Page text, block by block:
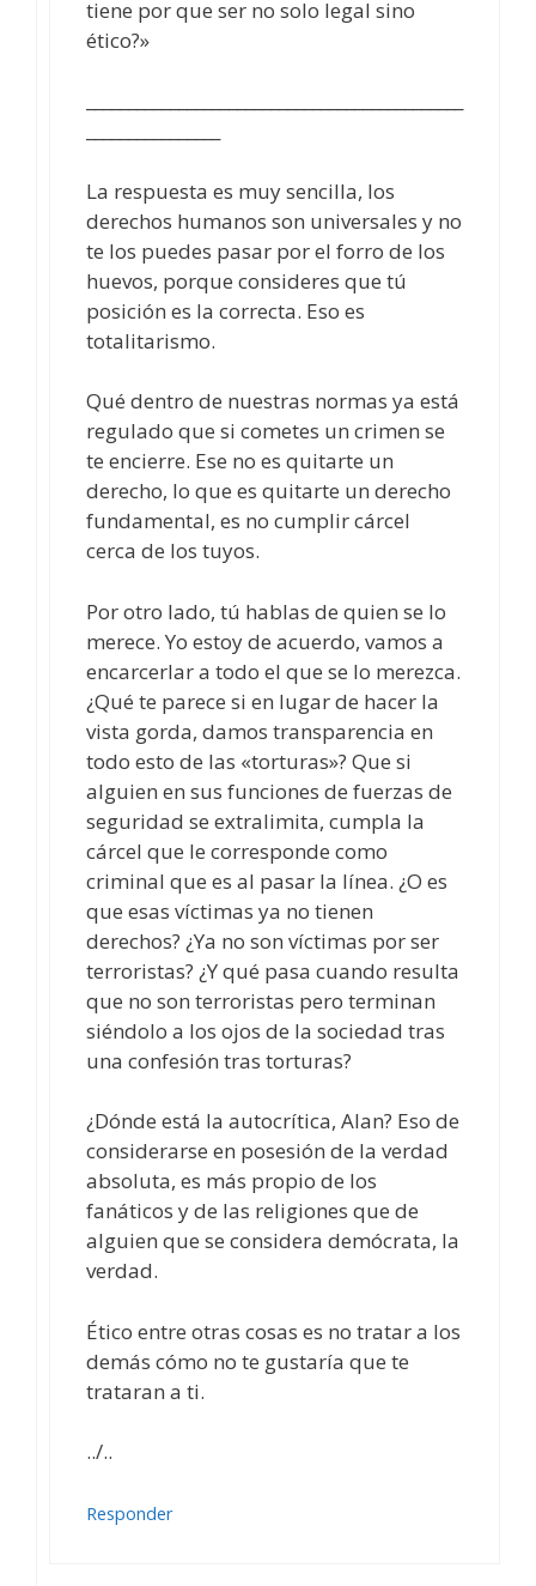
tiene por que ser no solo legal sino
ético?»
La respuesta es muy sencilla, los
derechos humanos son universales y no
te los puedes pasar por el forro de los
huevos, porque consideres que tú
posición es la correcta. Eso es
totalitarismo.
Qué dentro de nuestras normas ya está
regulado que si cometes un crimen se
te encierre. Ese no es quitarte un
derecho, lo que es quitarte un derecho
fundamental, es no cumplir cárcel
cerca de los tuyos.
Por otro lado, tú hablas de quien se lo
merece. Yo estoy de acuerdo, vamos a
encarcerlar a todo el que se lo merezca.
¿Qué te parece si en lugar de hacer la
vista gorda, damos transparencia en
todo esto de las «torturas»? Que si
alguien en sus funciones de fuerzas de
seguridad se extralimita, cumpla la
cárcel que le corresponde como
criminal que es al pasar la línea. ¿O es
que esas víctimas ya no tienen
derechos? ¿Ya no son víctimas por ser
terroristas? ¿Y qué pasa cuando resulta
que no son terroristas pero terminan
siéndolo a los ojos de la sociedad tras
una confesión tras torturas?
¿Dónde está la autocrítica, Alan? Eso de
considerarse en posesión de la verdad
absoluta, es más propio de los
fanáticos y de las religiones que de
alguien que se considera demócrata, la
verdad.
Ético entre otras cosas es no tratar a los
demás cómo no te gustaría que te
trataran a ti.
../..
Responder